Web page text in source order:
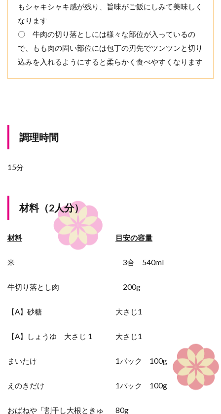
もシャキシャキ感が残り、旨味がご飯にしみて美味しく
なります
〇 牛肉の切り落としには様々な部位が入っているの
で、もも肉の固い部位には包丁の刃先でツンツンと切り
込みを入れるようにすると柔らかく食べやすくなります
調理時間
15分
材料（2人分）
材料 目安の容量
米 3合 540ml
牛切り落とし肉 200g
【A】砂糖 大さじ1
【A】しょうゆ 大さじ 1 大さじ1
まいたけ 1パック 100g
えのきだけ 1パック 100g
おばねや「割干し大根ときゅ
80g